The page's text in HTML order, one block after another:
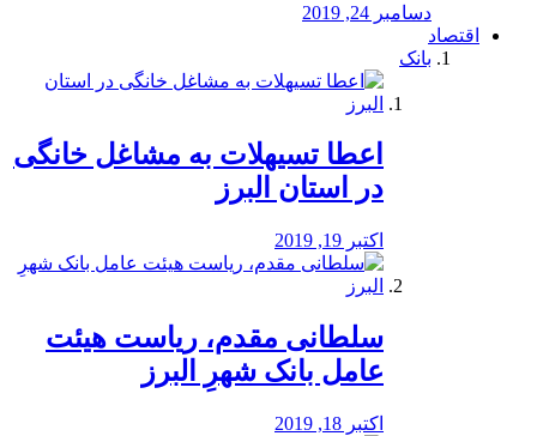
دسامبر 24, 2019
اقتصاد
بانک
️اعطا تسیهلات به مشاغل خانگی
در استان البرز
اکتبر 19, 2019
سلطانی مقدم، ریاست هیئت
عامل بانک شهرِ البرز
اکتبر 18, 2019